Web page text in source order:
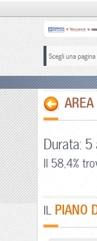
Durata: 5
Il 58,4%
IL PIANO